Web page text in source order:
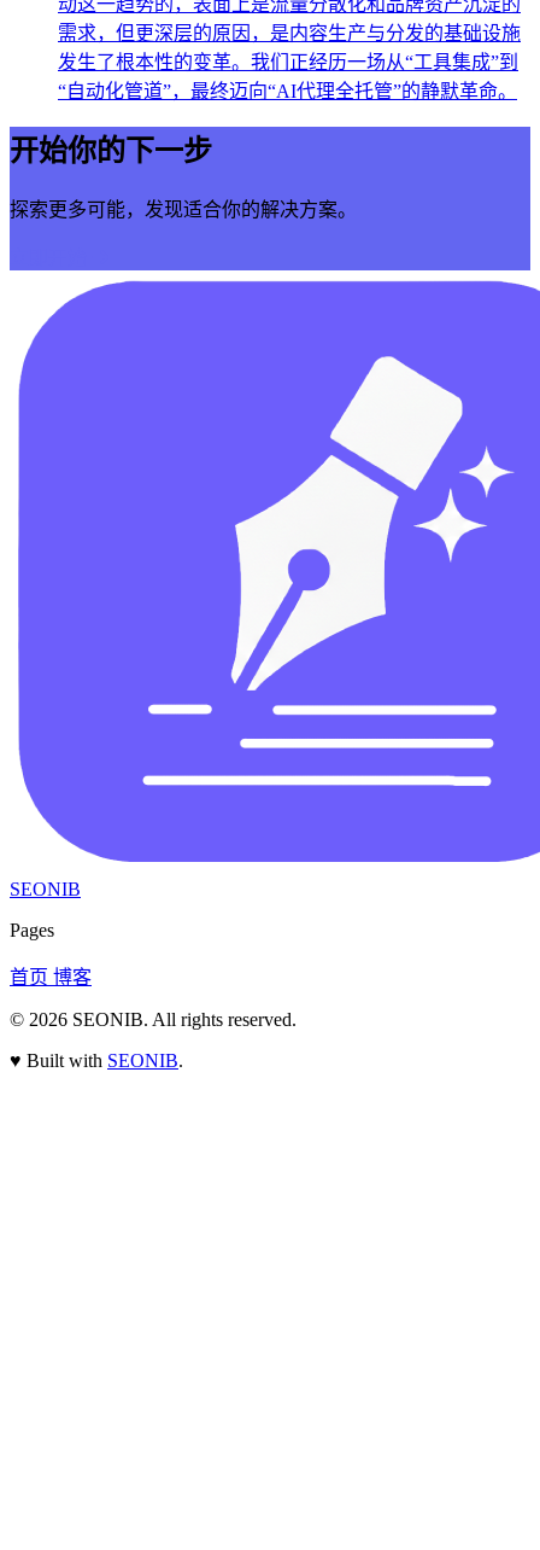
需求，但更深层的原因，是内容生产与分发的基础设施
发生了根本性的变革。我们正经历一场从“工具集成”到
“自动化管道”，最终迈向“AI代理全托管”的静默革命。
开始你的下一步
探索更多可能，发现适合你的解决方案。
SEONIB
Pages
首页 博客
© 2026 SEONIB. All rights reserved.
♥ Built with SEONIB.